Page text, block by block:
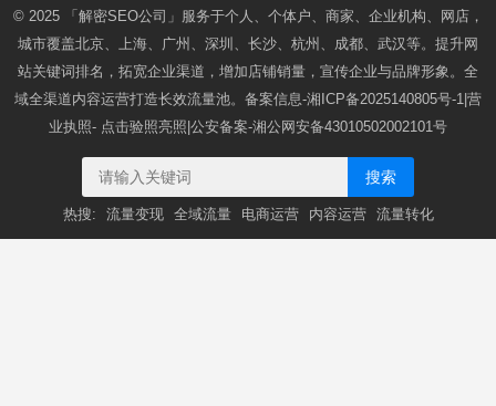
© 2025 「解密SEO公司」 服务于个人、个体户、商家、企业机构、网店，
城市覆盖北京、上海、广州、深圳、长沙、杭州、成都、武汉等。提升网
站关键词排名，拓宽企业渠道，增加店铺销量，宣传企业与品牌形象。全
域全渠道内容运营打造长效流量池。备案信息-湘ICP备2025140805号-1 |营
业执照- 点击验照亮照 |公安备案-湘公网安备43010502002101号
搜索
热搜: 流量变现 全域流量 电商运营 内容运营 流量转化